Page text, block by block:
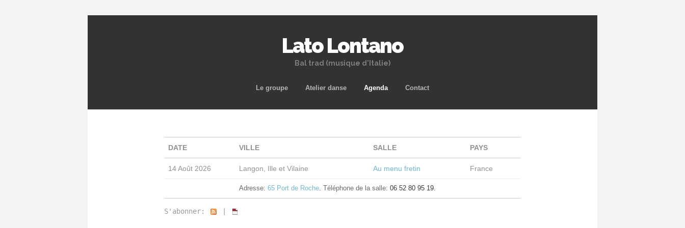
Lato Lontano
Bal trad (musique d'Italie)
Aller
Le groupe Atelier danse Agenda Contact
DATE VILLE SALLE PAYS
14 Août 2026 Langon, Ille et Vilaine Au menu fretin France
Adresse: 65 Port de Roche. Téléphone de la salle: 06 52 80 95 19.
S'abonner: